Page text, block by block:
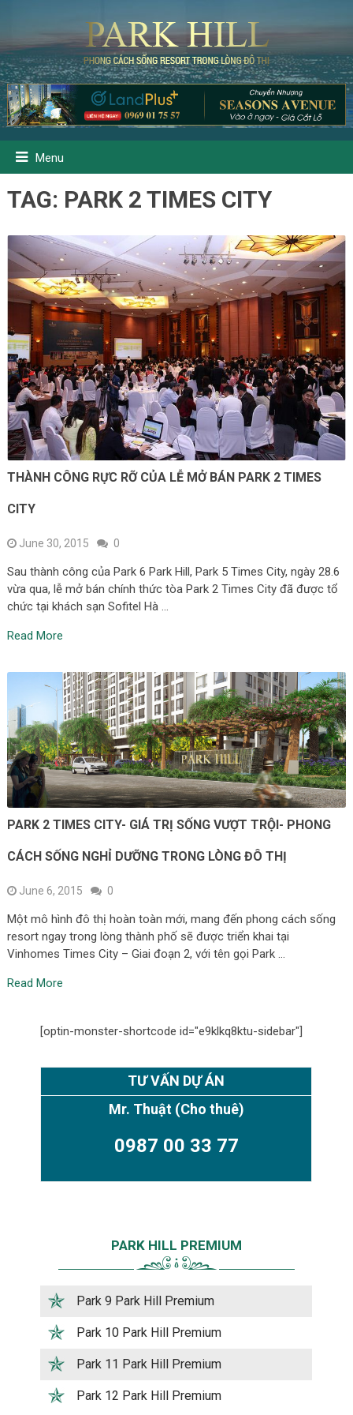
Menu
TAG: PARK 2 TIMES CITY
THÀNH CÔNG RỰC RỠ CỦA LỄ MỞ BÁN PARK 2 TIMES
CITY
June 30, 2015 0
Sau thành công của Park 6 Park Hill, Park 5 Times City, ngày 28.6
vừa qua, lễ mở bán chính thức tòa Park 2 Times City đã được tổ
chức tại khách sạn Sofitel Hà …
Read More
PARK 2 TIMES CITY- GIÁ TRỊ SỐNG VƯỢT TRỘI- PHONG
CÁCH SỐNG NGHỈ DƯỠNG TRONG LÒNG ĐÔ THỊ
June 6, 2015 0
Một mô hình đô thị hoàn toàn mới, mang đến phong cách sống
resort ngay trong lòng thành phố sẽ được triển khai tại
Vinhomes Times City – Giai đoạn 2, với tên gọi Park …
Read More
[optin-monster-shortcode id="e9klkq8ktu-sidebar"]
TƯ VẤN DỰ ÁN
Mr. Thuật (Cho thuê)
0987 00 33 77
PARK HILL PREMIUM
Park 9 Park Hill Premium
Park 10 Park Hill Premium
Park 11 Park Hill Premium
Park 12 Park Hill Premium